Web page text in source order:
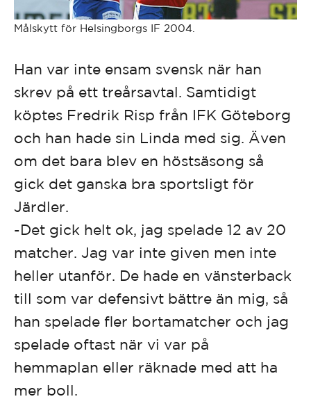
Målskytt för Helsingborgs IF 2004.
Han var inte ensam svensk när han
skrev på ett treårsavtal. Samtidigt
köptes Fredrik Risp från IFK Göteborg
och han hade sin Linda med sig. Även
om det bara blev en höstsäsong så
gick det ganska bra sportsligt för
Järdler.
-Det gick helt ok, jag spelade 12 av 20
matcher. Jag var inte given men inte
heller utanför. De hade en vänsterback
till som var defensivt bättre än mig, så
han spelade fler bortamatcher och jag
spelade oftast när vi var på
hemmaplan eller räknade med att ha
mer boll.